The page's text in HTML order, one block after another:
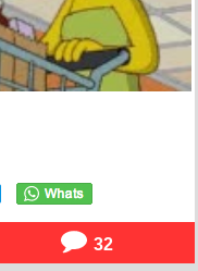
32